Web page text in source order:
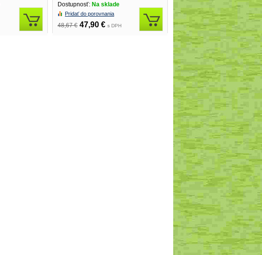
Dostupnosť: Na sklade
Pridať do porovnania
48,67 € 47,90 € s DPH